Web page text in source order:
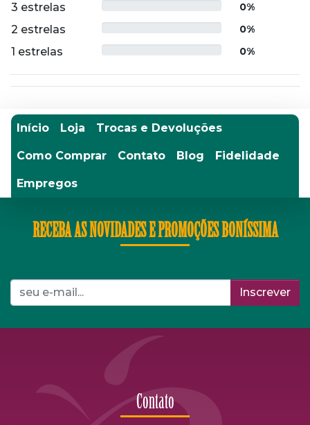
3 estrelas 0%
2 estrelas 0%
1 estrelas 0%
Início Loja Trocas e Devoluções
Como Comprar Contato Blog Fidelidade
Empregos
RECEBA AS NOVIDADES E PROMOÇÕES BONÍSSIMA
Inscrever
Contato